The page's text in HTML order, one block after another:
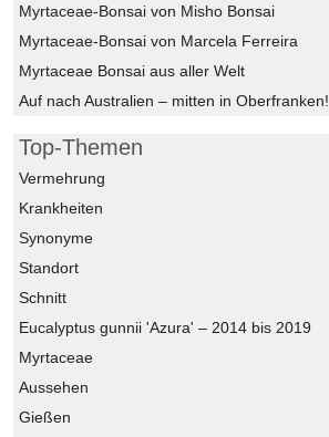
Myrtaceae-Bonsai von Misho Bonsai
Myrtaceae-Bonsai von Marcela Ferreira
Myrtaceae Bonsai aus aller Welt
Auf nach Australien – mitten in Oberfranken!
Top-Themen
Vermehrung
Krankheiten
Synonyme
Standort
Schnitt
Eucalyptus gunnii 'Azura' – 2014 bis 2019
Myrtaceae
Aussehen
Gießen